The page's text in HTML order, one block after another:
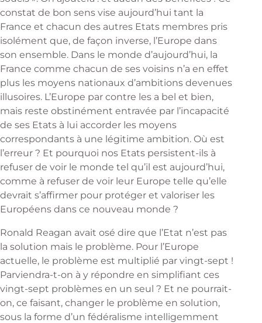
constat de bon sens vise aujourd’hui tant la
France et chacun des autres Etats membres pris
isolément que, de façon inverse, l’Europe dans
son ensemble. Dans le monde d’aujourd’hui, la
France comme chacun de ses voisins n’a en effet
plus les moyens nationaux d’ambitions devenues
illusoires. L’Europe par contre les a bel et bien,
mais reste obstinément entravée par l’incapacité
de ses Etats à lui accorder les moyens
correspondants à une légitime ambition. Où est
l’erreur ? Et pourquoi nos Etats persistent-ils à
refuser de voir le monde tel qu’il est aujourd’hui,
comme à refuser de voir leur Europe telle qu’elle
devrait s’affirmer pour protéger et valoriser les
Européens dans ce nouveau monde ?
Ronald Reagan avait osé dire que l’Etat n’est pas
la solution mais le problème. Pour l’Europe
actuelle, le problème est multiplié par vingt-sept !
Parviendra-t-on à y répondre en simplifiant ces
vingt-sept problèmes en un seul ? Et ne pourrait-
on, ce faisant, changer le problème en solution,
sous la forme d’un fédéralisme intelligemment